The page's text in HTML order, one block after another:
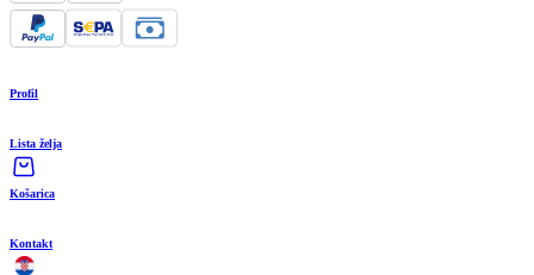
Profil
Lista želja
Košarica
Kontakt